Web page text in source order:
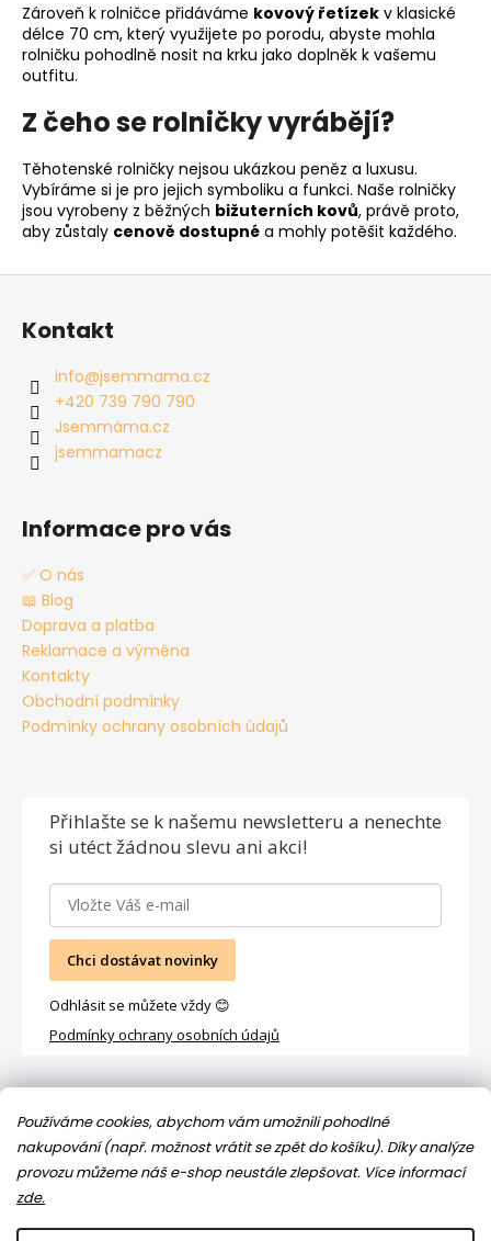
Používáme cookies, abychom vám umožnili pohodlné
nakupování (např. možnost vrátit se zpět do košíku). Díky analýze
provozu můžeme náš e-shop neustále zlepšovat. Více informací
zde.
Zároveň k rolničce přidáváme kovový řetízek v klasické
délce 70 cm, který využijete po porodu, abyste mohla
rolničku pohodlně nosit na krku jako doplněk k vašemu
outfitu.
Z čeho se rolničky vyrábějí?
Těhotenské rolničky nejsou ukázkou peněz a luxusu.
Vybíráme si je pro jejich symboliku a funkci. Naše rolničky
jsou vyrobeny z běžných bižuterních kovů, právě proto,
aby zůstaly cenově dostupné a mohly potěšit každého.
Z
Kontakt
info@jsemmama.cz
+420 739 790 790
Jsemmáma.cz
jsemmamacz
Informace pro vás
✅ O nás
📖 Blog
Doprava a platba
Reklamace a výměna
Kontakty
Obchodní podmínky
Podmínky ochrany osobních údajů
Přihlašte se k našemu newsletteru a nenechte
si utéct žádnou slevu ani akci!
Chci dostávat novinky
Odhlásit se můžete vždy 😊
Podmínky ochrany osobních údajů
Facebook